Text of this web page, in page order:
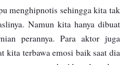
menghipnotis sehingga kita tak
Namun kita hanya dibuat
perannya. Para aktor juga
kita terbawa emosi baik saat dia